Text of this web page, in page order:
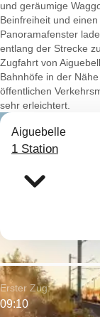
und geräumige
Beinfreiheit und
Panoramafenster
entlang der Strecke
Zugfahrt von
Bahnhöfe in der
öffentlichen
sehr erleichtert.
Aiguebelle
1 Station
Erster Zug:
09:10